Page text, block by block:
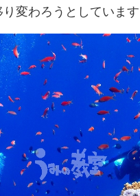
変わろうとしています